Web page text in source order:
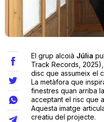
La
El grup alcoià Júlia
Track Records,
disc que assumeix el
La metàfora que
finestres quan arriba
acceptant el risc que
Aquesta imatge
creatiu del projecte.